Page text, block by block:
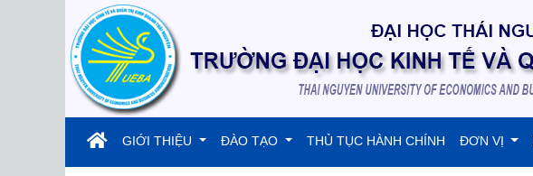
(current)
GIỚI THIỆU ĐÀO TẠO THỦ TỤC HÀNH CHÍNH ĐƠN VỊ